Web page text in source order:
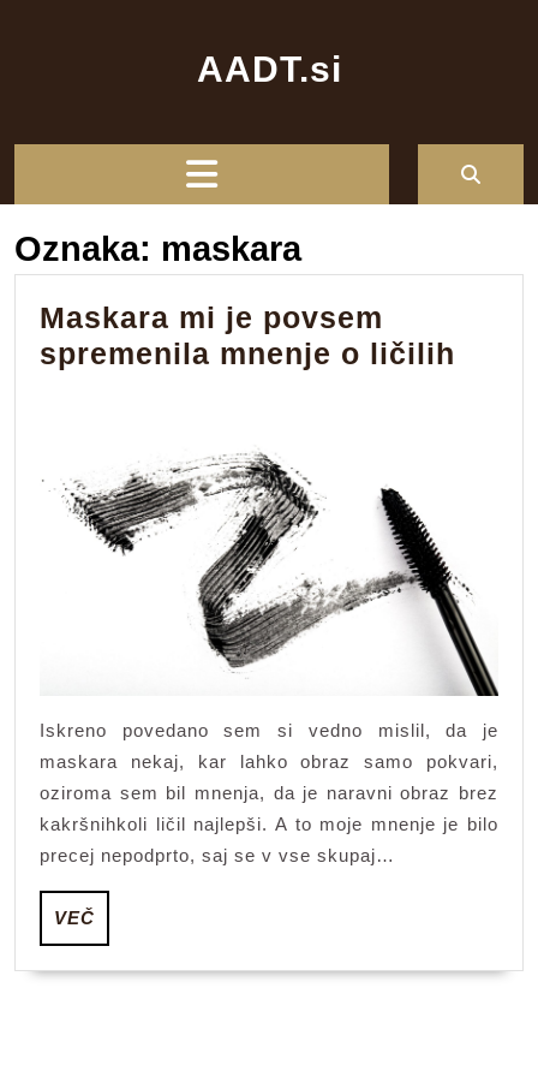
AADT.si
Oznaka: maskara
Maskara mi je povsem
spremenila mnenje o ličilih
o
ličilih
Iskreno povedano sem si vedno mislil, da je
maskara nekaj, kar lahko obraz samo pokvari,
oziroma sem bil mnenja, da je naravni obraz brez
kakršnihkoli ličil najlepši. A to moje mnenje je bilo
precej nepodprto, saj se v vse skupaj…
VEČ